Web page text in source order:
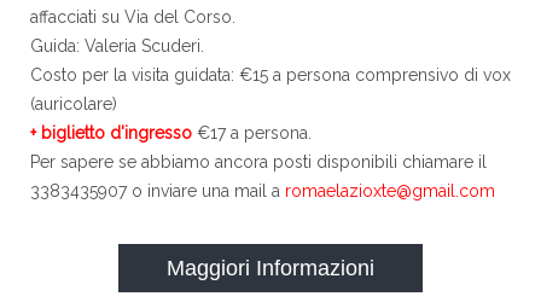
affacciati su Via del Corso.
Guida: Valeria Scuderi.
Costo per la visita guidata: €15 a persona comprensivo di vox
(auricolare)
+ biglietto d'ingresso €17 a persona.
Per sapere se abbiamo ancora posti disponibili chiamare il
3383435907 o inviare una mail a romaelazioxte@gmail.com
Maggiori Informazioni